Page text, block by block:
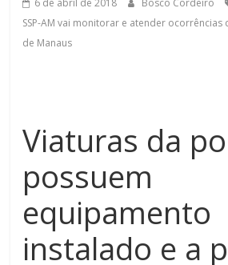
6 de abril de 2018 Bosco Cordeiro
SSP-AM vai monitorar e atender
de Manaus
Viaturas da
possuem
equipamento
instalado e a